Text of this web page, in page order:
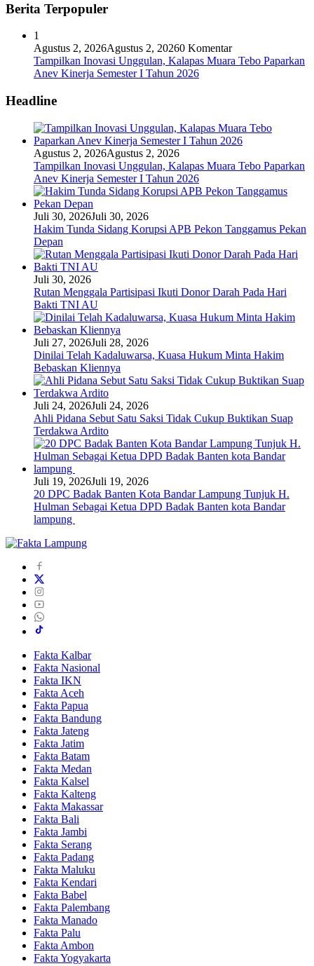
Berita Terpopuler
1
Agustus 2, 2026Agustus 2, 20260 Komentar
Tampilkan Inovasi Unggulan, Kalapas Muara Tebo Paparkan
Anev Kinerja Semester I Tahun 2026
Headline
Agustus 2, 2026Agustus 2, 2026
Tampilkan Inovasi Unggulan, Kalapas Muara Tebo Paparkan
Anev Kinerja Semester I Tahun 2026
Juli 30, 2026Juli 30, 2026
Hakim Tunda Sidang Korupsi APB Pekon Tanggamus Pekan
Depan
Juli 30, 2026
Rutan Menggala Partisipasi Ikuti Donor Darah Pada Hari
Bakti TNI AU
Juli 27, 2026Juli 28, 2026
Dinilai Telah Kadaluwarsa, Kuasa Hukum Minta Hakim
Bebaskan Kliennya
Juli 24, 2026Juli 24, 2026
Ahli Pidana Sebut Satu Saksi Tidak Cukup Buktikan Suap
Terdakwa Ardito
Juli 19, 2026Juli 19, 2026
20 DPC Badak Banten Kota Bandar Lampung Tunjuk H.
Hulman Sebagai Ketua DPD Badak Banten kota Bandar
lampung
Fakta Kalbar
Fakta Nasional
Fakta IKN
Fakta Aceh
Fakta Papua
Fakta Bandung
Fakta Jateng
Fakta Jatim
Fakta Batam
Fakta Medan
Fakta Kalsel
Fakta Kalteng
Fakta Makassar
Fakta Bali
Fakta Jambi
Fakta Serang
Fakta Padang
Fakta Maluku
Fakta Kendari
Fakta Babel
Fakta Palembang
Fakta Manado
Fakta Palu
Fakta Ambon
Fakta Yogyakarta